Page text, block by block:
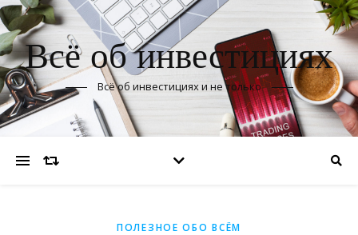
Всё об инвестициях
Всё об инвестициях и не только
ПОЛЕЗНОЕ ОБО ВСЁМ